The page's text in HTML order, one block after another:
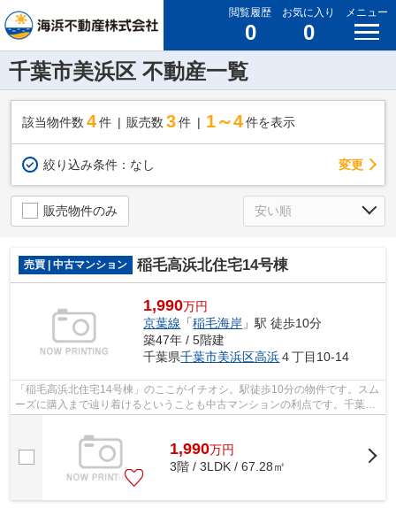
閲覧履歴
0
お気に入り
0
メニュー
千葉市美浜区 不動産一覧
該当物件数 4件 販売数 3 件 1～4 件を表示
絞り込み条件： なし 変更
販売物件のみ
売買 | 中古マンション 稲毛高浜北住宅14号棟
1,990万円
京葉線 「稲毛海岸 」駅 徒歩10分
築47年 / 5階建
千葉県千葉市美浜区高浜４丁目10-14
「稲毛高浜北住宅14号棟」のここがイチオシ。駅徒歩10分の物件です。スム
ーズに購入まで辿り着けるということも中古マンションの利点です。千葉市
美浜区で快適に暮らせる物件をお求め...
1,990万円
3階 / 3LDK / 67.28㎡